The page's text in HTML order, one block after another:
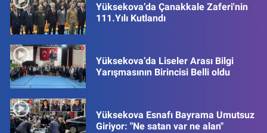
Yüksekova’da Çanakkale Zaferi'nin
111.Yılı Kutlandı
Yüksekova’da Liseler Arası Bilgi
Yarışmasının Birincisi Belli oldu
Yüksekova Esnafı Bayrama Umutsuz
Giriyor: "Ne satan var ne alan"